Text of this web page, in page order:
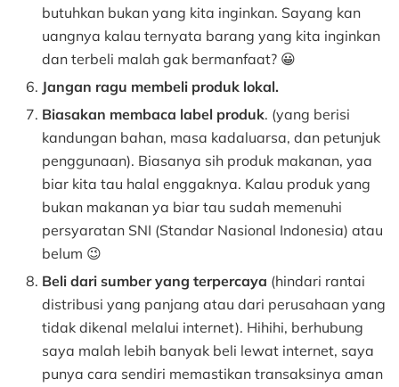
butuhkan bukan yang kita inginkan. Sayang kan
uangnya kalau ternyata barang yang kita inginkan
dan terbeli malah gak bermanfaat? 😀
Jangan ragu membeli produk lokal.
Biasakan membaca label produk. (yang berisi
kandungan bahan, masa kadaluarsa, dan petunjuk
penggunaan). Biasanya sih produk makanan, yaa
biar kita tau halal enggaknya. Kalau produk yang
bukan makanan ya biar tau sudah memenuhi
persyaratan SNI (Standar Nasional Indonesia) atau
belum 😉
Beli dari sumber yang terpercaya (hindari rantai
distribusi yang panjang atau dari perusahaan yang
tidak dikenal melalui internet). Hihihi, berhubung
saya malah lebih banyak beli lewat internet, saya
punya cara sendiri memastikan transaksinya aman